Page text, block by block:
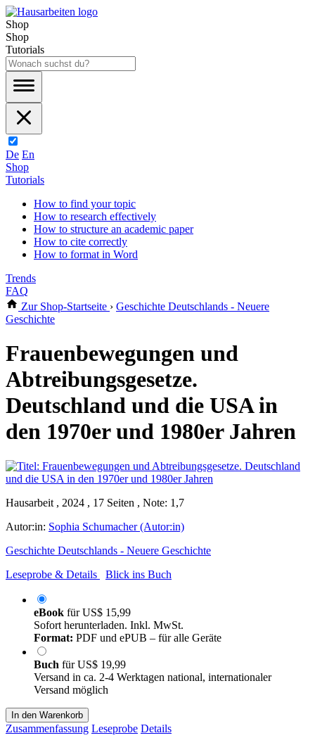
Shop
Shop
Tutorials
De En
Shop
Tutorials
How to find your topic
How to research effectively
How to structure an academic paper
How to cite correctly
How to format in Word
Trends
FAQ
Zur Shop-Startseite › Geschichte Deutschlands - Neuere
Geschichte
Frauenbewegungen und
Abtreibungsgesetze.
Deutschland und die USA in
den 1970er und 1980er Jahren
Hausarbeit , 2024 , 17 Seiten , Note: 1,7
Autor:in: Sophia Schumacher (Autor:in)
Geschichte Deutschlands - Neuere Geschichte
Leseprobe & Details
Blick ins Buch
eBook fürUS$ 15,99
Sofort herunterladen. Inkl. MwSt.
Format: PDF und ePUB – für alle Geräte
Buch fürUS$ 19,99
Versand in ca. 2-4 Werktagen national, internationaler
Versand möglich
In den Warenkorb
Zusammenfassung Leseprobe Details